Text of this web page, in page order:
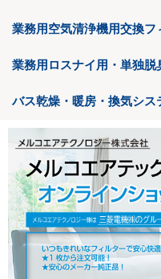
業務用空気清浄機用交換フ
業務用ロスナイ用・単独
バス乾燥・暖房・換気シス
<